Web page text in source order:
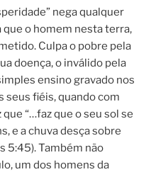
nega qualquer
o homem nesta terra,
Culpa o pobre pela
doença, o inválido pela
ensino gravado nos
seus fiéis, quando com
“…faz que o seu sol se
e a chuva desça sobre
5:45). Também não
um dos homens da